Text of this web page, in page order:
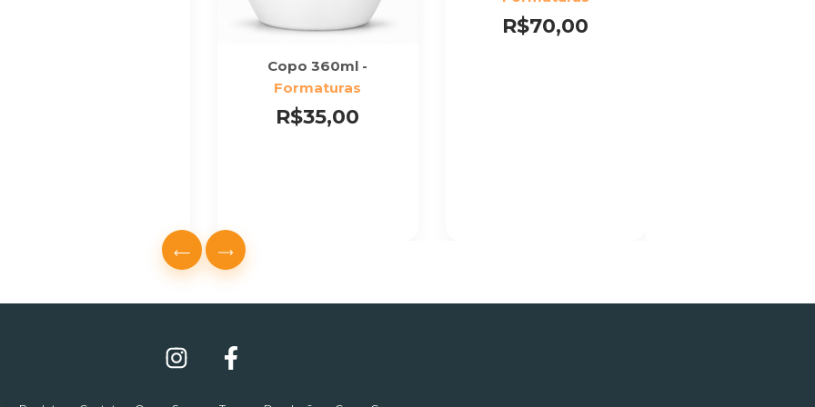
Copo 360ml -
Formaturas
R$35,00
R$70,00